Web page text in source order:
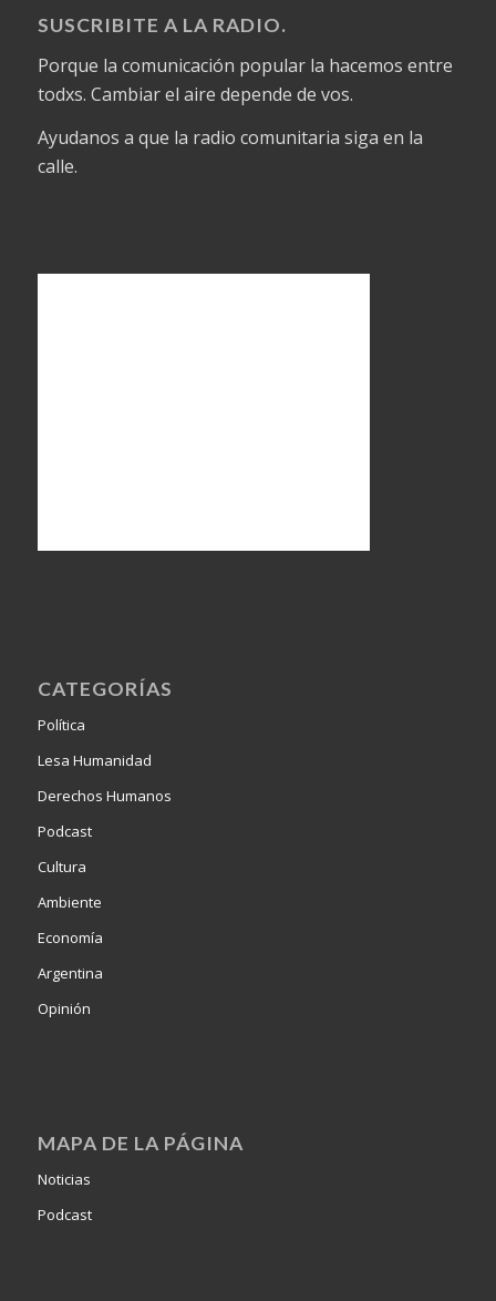
SUSCRIBITE A LA RADIO.
Porque la comunicación popular la hacemos entre
todxs. Cambiar el aire depende de vos.
Ayudanos a que la radio comunitaria siga en la
calle.
CATEGORÍAS
Política
Lesa Humanidad
Derechos Humanos
Podcast
Cultura
Ambiente
Economía
Argentina
Opinión
MAPA DE LA PÁGINA
Noticias
Podcast